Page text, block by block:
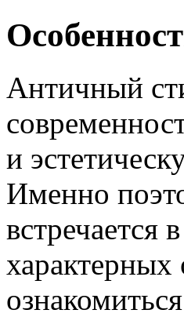
Античный
и
Именно
встречается
характерных